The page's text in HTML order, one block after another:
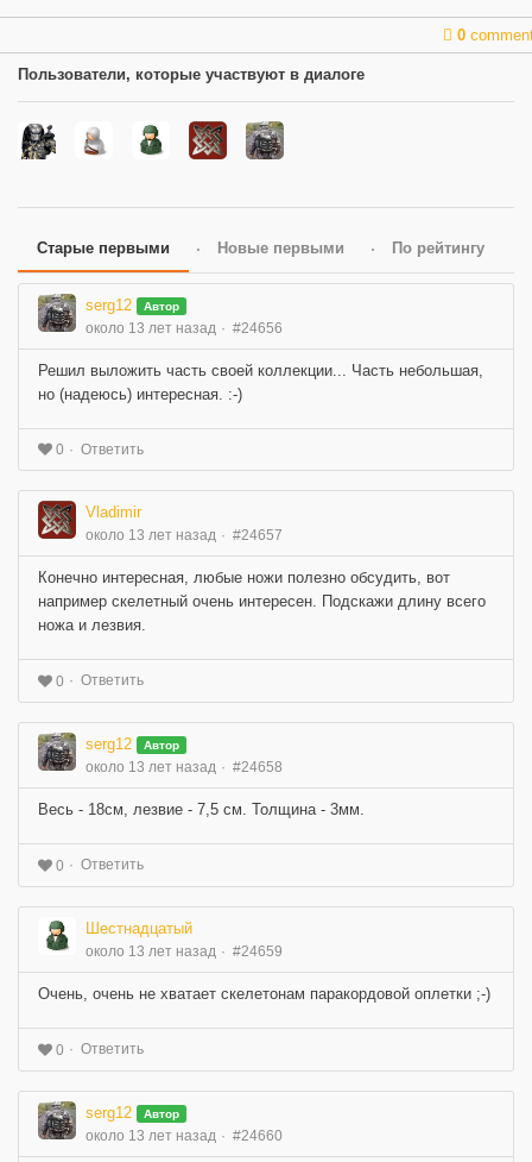
0
Пользователи, которые участвуют в диалоге
Старые первыми Новые первыми По рейтингу
serg12 Автор
около 13 лет назад #24656
Решил выложить часть своей коллекции... Часть небольшая,
но (надеюсь) интересная. :-)
0 Ответить
Vladimir
около 13 лет назад #24657
Конечно интересная, любые ножи полезно обсудить, вот
например скелетный очень интересен. Подскажи длину всего
ножа и лезвия.
0 Ответить
serg12 Автор
около 13 лет назад #24658
Весь - 18см, лезвие - 7,5 см. Толщина - 3мм.
0 Ответить
Шестнадцатый
около 13 лет назад #24659
Очень, очень не хватает скелетонам паракордовой оплетки ;-)
0 Ответить
serg12 Автор
около 13 лет назад #24660